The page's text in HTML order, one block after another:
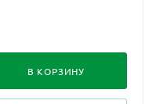
В КОРЗИНУ